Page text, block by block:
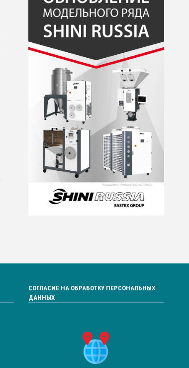
СОГЛАСИЕ НА ОБРАБОТКУ ПЕРСОНАЛЬНЫХ
ДАННЫХ